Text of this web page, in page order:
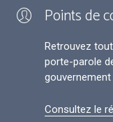
Points de
Retrouvez
porte-parole
gouvernement
Consultez le